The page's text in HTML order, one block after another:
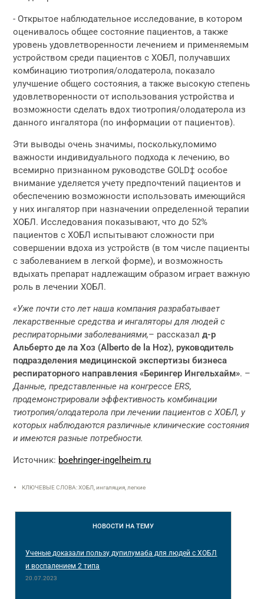
- Открытое наблюдательное исследование, в котором
оценивалось общее состояние пациентов, а также
уровень удовлетворенности лечением и применяемым
устройством среди пациентов с ХОБЛ, получавших
комбинацию тиотропия/олодатерола, показало
улучшение общего состояния, а также высокую степень
удовлетворенности от использования устройства и
возможности сделать вдох тиотропия/олодатерола из
данного ингалятора (по информации от пациентов).
Эти выводы очень значимы, поскольку,помимо
важности индивидуального подхода к лечению, во
всемирно признанном руководстве GOLD‡ особое
внимание уделяется учету предпочтений пациентов и
обеспечению возможности использовать имеющийся
у них ингалятор при назначении определенной терапии
ХОБЛ. Исследования показывают, что до 52%
пациентов с ХОБЛ испытывают сложности при
совершении вдоха из устройств (в том числе пациенты
с заболеванием в легкой форме), и возможность
вдыхать препарат надлежащим образом играет важную
роль в лечении ХОБЛ.
«Уже почти сто лет наша компания разрабатывает
лекарственные средства и ингаляторы для людей с
респираторными заболеваниями,– рассказалд-р
Альберто де ла Хоз (Alberto de la Hoz), руководитель
подразделения медицинской экспертизы бизнеса
респираторного направления «Берингер Ингельхайм». –
Данные, представленные на конгрессе ERS,
продемонстрировали эффективность комбинации
тиотропия/олодатерола при лечении пациентов с ХОБЛ, у
которых наблюдаются различные клинические состояния
и имеются разные потребности.
Источник: boehringer-ingelheim.ru
КЛЮЧЕВЫЕ СЛОВА: ХОБЛ, ингаляция, легкие
НОВОСТИНА ТЕМУ
Ученые доказали пользу дупилумаба для людей с ХОБЛ
и воспалением 2 типа
20.07.2023